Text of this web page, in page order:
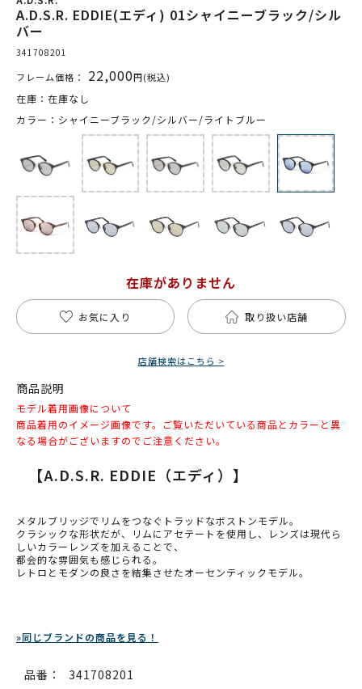
A.D.S.R. EDDIE(エディ) 01シャイニーブラック/シル
バー
341708201
フレーム価格： 22,000円(税込)
在庫：在庫なし
カラー：シャイニーブラック/シルバー/ライトブルー
在庫がありません
お気に入り 取り扱い店舗
店舗検索はこちら >
商品説明
モデル着用画像について
商品着用のイメージ画像です。ご覧いただいている商品とカラーと異
なる場合がございますのでご注意ください。
【A.D.S.R. EDDIE（エディ）】
メタルブリッジでリムをつなぐトラッドなボストンモデル。
クラシックな形状だが、リムにアセテートを使用し、レンズは現代ら
しいカラーレンズを加えることで、
都会的な雰囲気も感じられる。
レトロとモダンの良さを結集させたオーセンティックモデル。
»同じブランドの商品を見る！
品番： 341708201